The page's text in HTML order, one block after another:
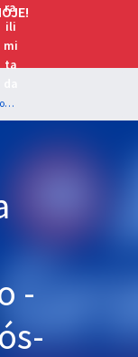
CDP - Companhia Docas do Pará - Analista Portuário - Contabilidade (Pós-Edital)
-